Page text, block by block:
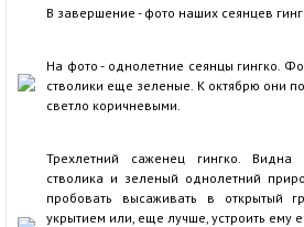
В завершение - фото наших сеянцев
На фото - однолетние сеянцы гингко.
стволики еще зеленые. К октябрю они
светло коричневыми.
Трехлетний саженец гингко. Видна
стволика и зеленый однолетний
пробовать высаживать в открытый
укрытием или, еще лучше, устроить ему